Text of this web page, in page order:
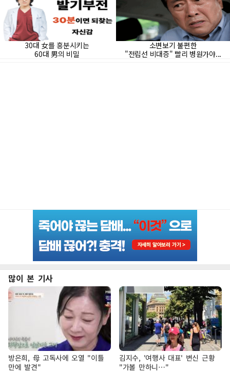
많이 본 기사
방은희, 母 고독사에 오열 "이틀
만에 발견"
김지수, '여행사 대표' 변신 근황
"가볼 만하니…"